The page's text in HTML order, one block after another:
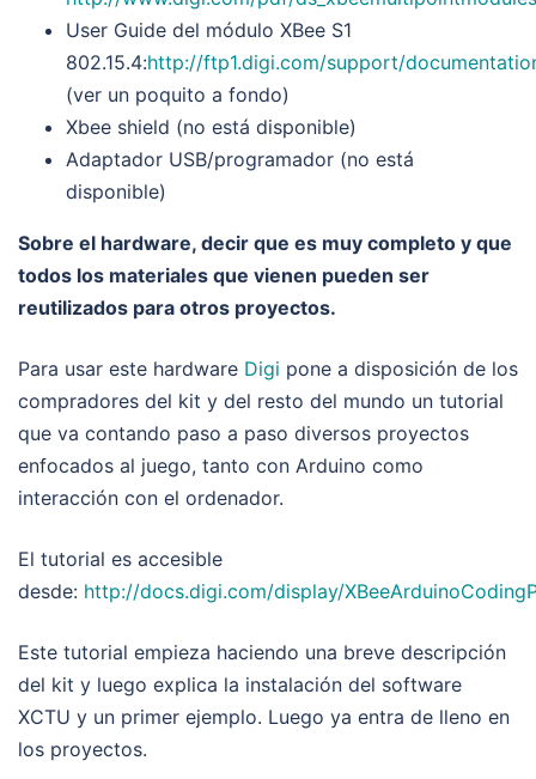
User Guide del módulo XBee S1
802.15.4:http://ftp1.digi.com/support/
(ver un poquito a fondo)
Xbee shield (no está disponible)
Adaptador USB/programador (no está
disponible)
Sobre el hardware, decir que es muy completo y que
todos los materiales que vienen pueden ser
reutilizados para otros proyectos.
Para usar este hardware Digi pone a disposición de los
compradores del kit y del resto del mundo un tutorial
que va contando paso a paso diversos proyectos
enfocados al juego, tanto con Arduino como
interacción con el ordenador.
El tutorial es accesible
desde: http://docs.digi.com/display/
Este tutorial empieza haciendo una breve descripción
del kit y luego explica la instalación del software
XCTU y un primer ejemplo. Luego ya entra de lleno en
los proyectos.